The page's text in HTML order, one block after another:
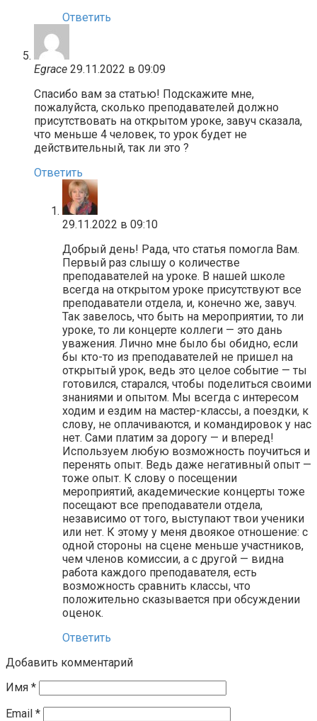
Ответить
Egrace 29.11.2022 в 09:09
Спасибо вам за статью! Подскажите мне,
пожалуйста, сколько преподавателей должно
присутствовать на открытом уроке, завуч сказала,
что меньше 4 человек, то урок будет не
действительный, так ли это ?
Ответить
29.11.2022 в 09:10
Добрый день! Рада, что статья помогла Вам.
Первый раз слышу о количестве
преподавателей на уроке. В нашей школе
всегда на открытом уроке присутствуют все
преподаватели отдела, и, конечно же, завуч.
Так завелось, что быть на мероприятии, то ли
уроке, то ли концерте коллеги — это дань
уважения. Лично мне было бы обидно, если
бы кто-то из преподавателей не пришел на
открытый урок, ведь это целое событие — ты
готовился, старался, чтобы поделиться своими
знаниями и опытом. Мы всегда с интересом
ходим и ездим на мастер-классы, а поездки, к
слову, не оплачиваются, и командировок у нас
нет. Сами платим за дорогу — и вперед!
Используем любую возможность поучиться и
перенять опыт. Ведь даже негативный опыт —
тоже опыт. К слову о посещении
мероприятий, академические концерты тоже
посещают все преподаватели отдела,
независимо от того, выступают твои ученики
или нет. К этому у меня двоякое отношение: с
одной стороны на сцене меньше участников,
чем членов комиссии, а с другой — видна
работа каждого преподавателя, есть
возможность сравнить классы, что
положительно сказывается при обсуждении
оценок.
Ответить
Добавить комментарий
Имя *
Email *